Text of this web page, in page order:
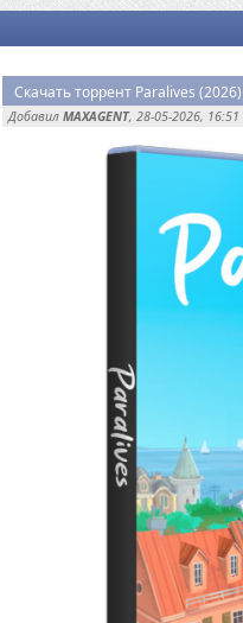
Скачать торрент Paralives (2026)
Добавил MAXAGENT, 28-05-2026, 16:51